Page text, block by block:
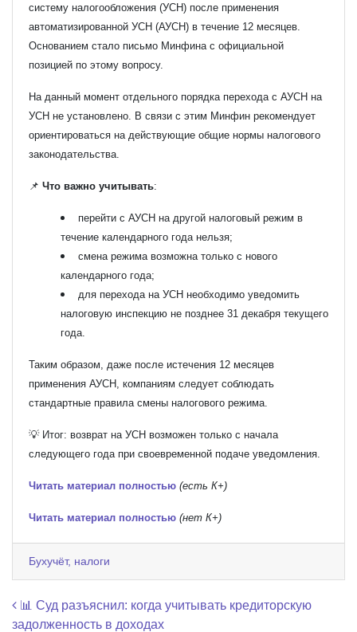
систему налогообложения (УСН) после применения
автоматизированной УСН (АУСН) в течение 12 месяцев.
Основанием стало письмо Минфина с официальной
позицией по этому вопросу.
На данный момент отдельного порядка перехода с АУСН на
УСН не установлено. В связи с этим Минфин рекомендует
ориентироваться на действующие общие нормы налогового
законодательства.
📌 Что важно учитывать:
перейти с АУСН на другой налоговый режим в
течение календарного года нельзя;
смена режима возможна только с нового
календарного года;
для перехода на УСН необходимо уведомить
налоговую инспекцию не позднее 31 декабря текущего
года.
Таким образом, даже после истечения 12 месяцев
применения АУСН, компаниям следует соблюдать
стандартные правила смены налогового режима.
💡 Итог: возврат на УСН возможен только с начала
следующего года при своевременной подаче уведомления.
Читать материал полностью (есть К+)
Читать материал полностью (нет К+)
Бухучёт, налоги
Навигация по записям
📊 Суд разъяснил: когда учитывать кредиторскую
задолженность в доходах